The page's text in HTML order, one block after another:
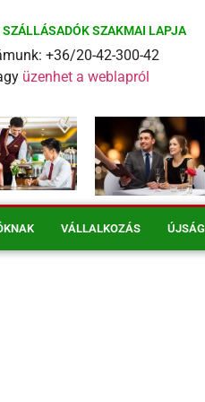
SZÁLLÁSADÓK SZAKMAI LAPJA
+36/20-42-300-42
üzenhet a weblapról
VÁLLALKOZÁS ÚJSÁG